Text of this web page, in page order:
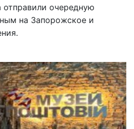
очередную
на Запорожское и